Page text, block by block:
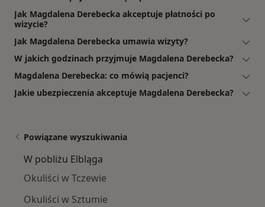
Jak Magdalena Derebecka akceptuje płatności po
wizycie?
Jak Magdalena Derebecka umawia wizyty?
W jakich godzinach przyjmuje Magdalena Derebecka?
Magdalena Derebecka: co mówią pacjenci?
Jakie ubezpieczenia akceptuje Magdalena Derebecka?
Powiązane wyszukiwania
W pobliżu Elbląga
Okuliści w Tczewie
Okuliści w Sztumie